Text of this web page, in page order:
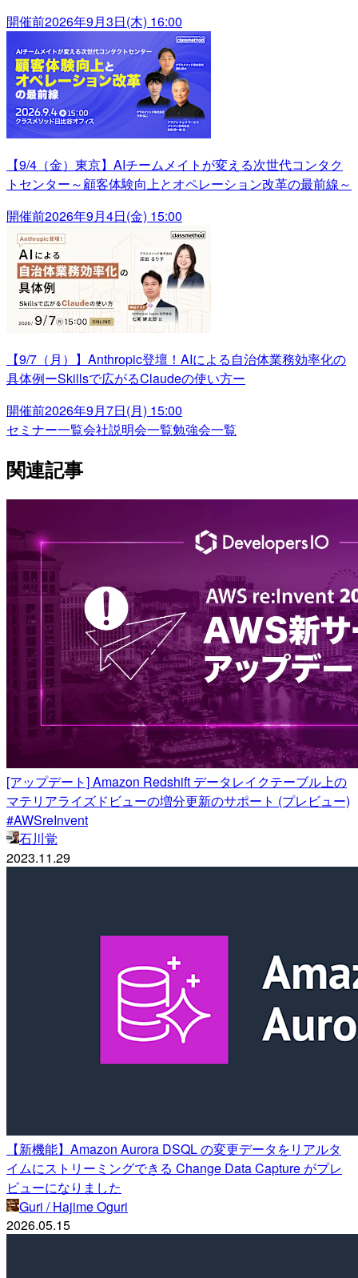
開催前2026年9月3日(木) 16:00
【9/4（金）東京】AIチームメイトが変える次世代コンタク
トセンター～顧客体験向上とオペレーション改革の最前線～
開催前2026年9月4日(金) 15:00
【9/7（月）】Anthropic登壇！AIによる自治体業務効率化の
具体例ーSkillsで広がるClaudeの使い方ー
開催前2026年9月7日(月) 15:00
セミナー一覧会社説明会一覧勉強会一覧
関連記事
[アップデート] Amazon Redshift データレイクテーブル上の
マテリアライズドビューの増分更新のサポート (プレビュー)
#AWSreInvent
石川覚
2023.11.29
【新機能】Amazon Aurora DSQL の変更データをリアルタ
イムにストリーミングできる Change Data Capture がプレ
ビューになりました
Guri / Hajime Oguri
2026.05.15